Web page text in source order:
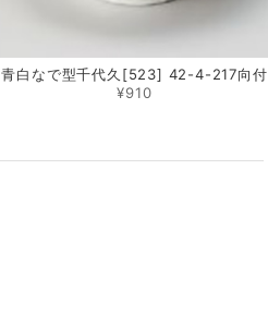
青白なで型千代久[523] 42-4-217向付
¥910